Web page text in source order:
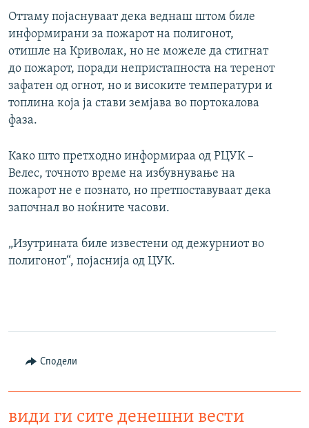
Оттаму појаснуваат дека веднаш штом биле
информирани за пожарот на полигонот,
отишле на Криволак, но не можеле да стигнат
до пожарот, поради непристапноста на теренот
зафатен од огнот, но и високите температури и
топлина која ја стави земјава во портокалова
фаза.
Како што претходно информираа од РЦУК –
Велес, точното време на избувнување на
пожарот не е познато, но претпоставуваат дека
започнал во ноќните часови.
„Изутрината биле известени од дежурниот во
полигонот“, појаснија од ЦУК.
Сподели
види ги сите денешни вести